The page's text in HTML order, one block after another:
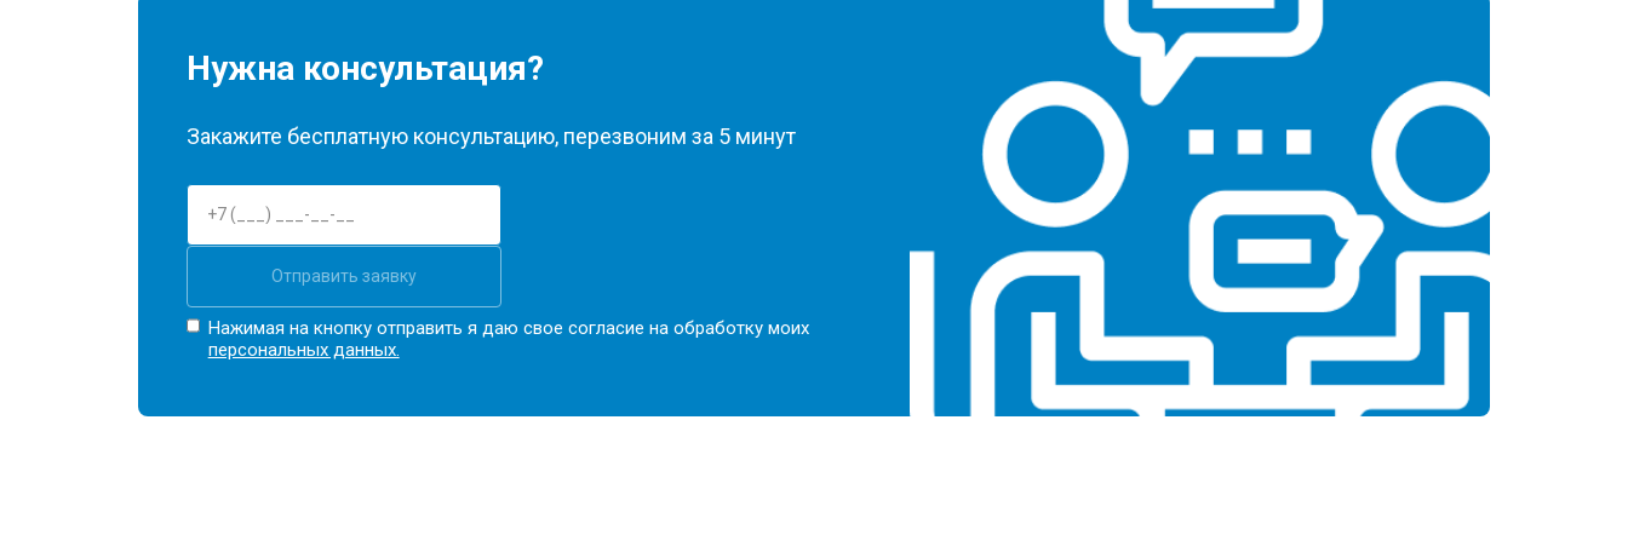
Нужна консультация?
Закажите бесплатную консультацию, перезвоним за 5 минут
Отправить заявку
Нажимая на кнопку отправить я даю свое согласие на обработку моих
персональных данных.